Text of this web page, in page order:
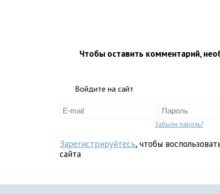
Чтобы оставить комментарий,
Войдите на сайт
Забыли пароль?
Зарегистрируйтесь, чтобы
сайта